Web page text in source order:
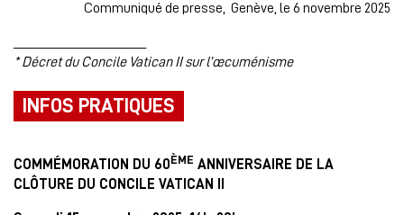
Communiqué de presse, Genève, le 6 novembre 2025
* Décret du Concile Vatican II sur l’œcuménisme
INFOS PRATIQUES
COMMÉMORATION DU 60ÈME ANNIVERSAIRE DE LA
CLÔTURE DU CONCILE VATICAN II